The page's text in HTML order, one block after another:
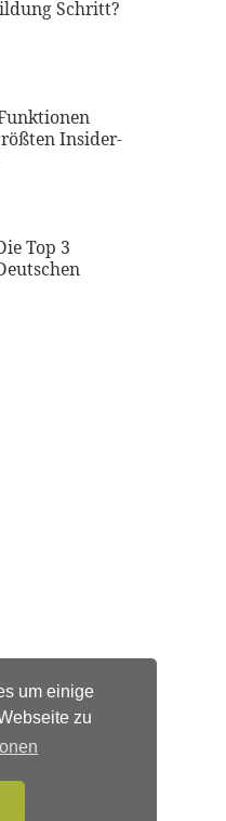
um einige
zu
Schritt?
Insider-
Top 3